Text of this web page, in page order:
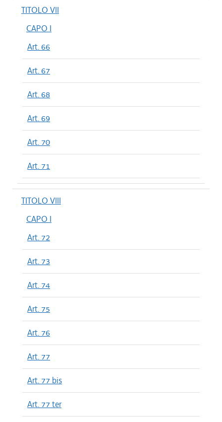
TITOLO VII
CAPO I
Art. 66
Art. 67
Art. 68
Art. 69
Art. 70
Art. 71
TITOLO VIII
CAPO I
Art. 72
Art. 73
Art. 74
Art. 75
Art. 76
Art. 77
Art. 77 bis
Art. 77 ter